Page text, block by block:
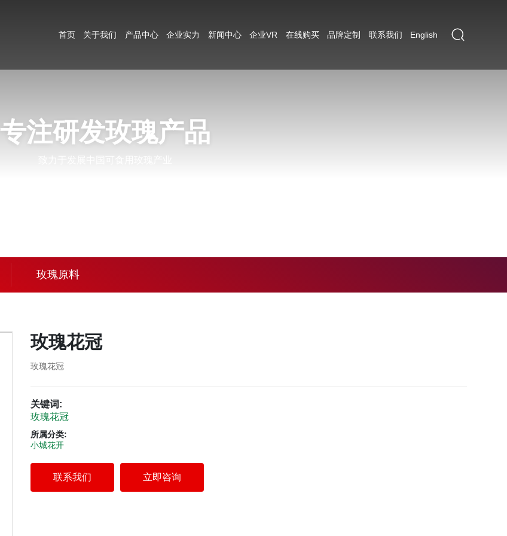
首页 关于我们 产品中心 企业实力 新闻中心 企业VR 在线购买 品牌定制 联系我们 English
专注研发玫瑰产品
玫瑰原料
玫瑰花冠
玫瑰花冠
关键词:
玫瑰花冠
所属分类:
小城花开
联系我们 立即咨询